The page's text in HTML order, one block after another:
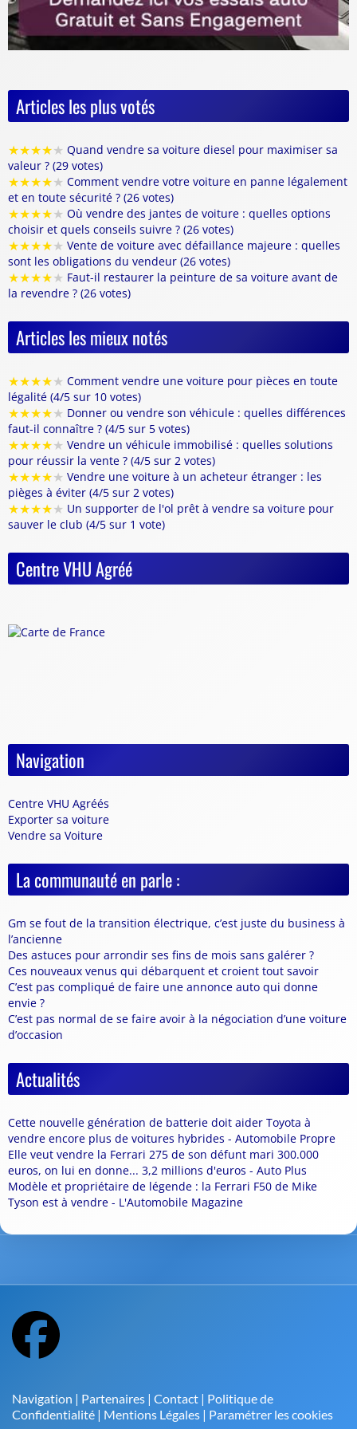
Articles les plus votés
★★★★★ Quand vendre sa voiture diesel pour maximiser sa
valeur ? (29 votes)
★★★★★ Comment vendre votre voiture en panne légalement
et en toute sécurité ? (26 votes)
★★★★★ Où vendre des jantes de voiture : quelles options
choisir et quels conseils suivre ? (26 votes)
★★★★★ Vente de voiture avec défaillance majeure : quelles
sont les obligations du vendeur (26 votes)
★★★★★ Faut-il restaurer la peinture de sa voiture avant de
la revendre ? (26 votes)
Articles les mieux notés
★★★★★ Comment vendre une voiture pour pièces en toute
légalité (4/5 sur 10 votes)
★★★★★ Donner ou vendre son véhicule : quelles différences
faut-il connaître ? (4/5 sur 5 votes)
★★★★★ Vendre un véhicule immobilisé : quelles solutions
pour réussir la vente ? (4/5 sur 2 votes)
★★★★★ Vendre une voiture à un acheteur étranger : les
pièges à éviter (4/5 sur 2 votes)
★★★★★ Un supporter de l'ol prêt à vendre sa voiture pour
sauver le club (4/5 sur 1 vote)
Centre VHU Agréé
Navigation
Centre VHU Agréés
Exporter sa voiture
Vendre sa Voiture
La communauté en parle :
Gm se fout de la transition électrique, c’est juste du business à
l’ancienne
Des astuces pour arrondir ses fins de mois sans galérer ?
Ces nouveaux venus qui débarquent et croient tout savoir
C’est pas compliqué de faire une annonce auto qui donne
envie ?
C’est pas normal de se faire avoir à la négociation d’une voiture
d’occasion
Actualités
Cette nouvelle génération de batterie doit aider Toyota à
vendre encore plus de voitures hybrides - Automobile Propre
Elle veut vendre la Ferrari 275 de son défunt mari 300.000
euros, on lui en donne... 3,2 millions d'euros - Auto Plus
Modèle et propriétaire de légende : la Ferrari F50 de Mike
Tyson est à vendre - L'Automobile Magazine
Navigation | Partenaires | Contact | Politique de
Confidentialité | Mentions Légales | Paramétrer les cookies